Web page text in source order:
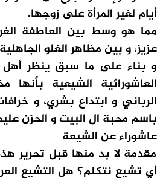
أيام لغير المرأة على زوجها.
مما هو وسط بين العاطفة
عزيز، و بين مظاهر الغلو
و بناء على ما سبق ينظر
العاشورائية الشيعية بأنها
الرباني و ابتداع بشري، و
باسم محبة ال البيت و الحزن
عاشوراء عن الشيعة
مقدمة لا بد منها قبل تحرير
أي تشيع نتكلم؟ هل التشيع